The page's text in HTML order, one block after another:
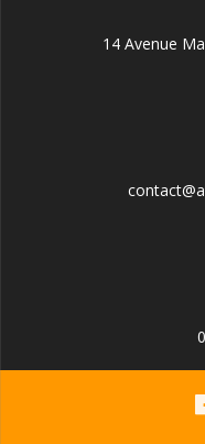
14 Avenue